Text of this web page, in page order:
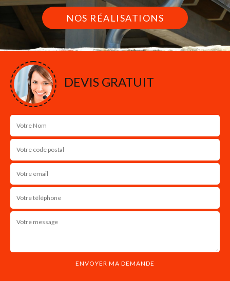
NOS RÉALISATIONS
DEVIS GRATUIT